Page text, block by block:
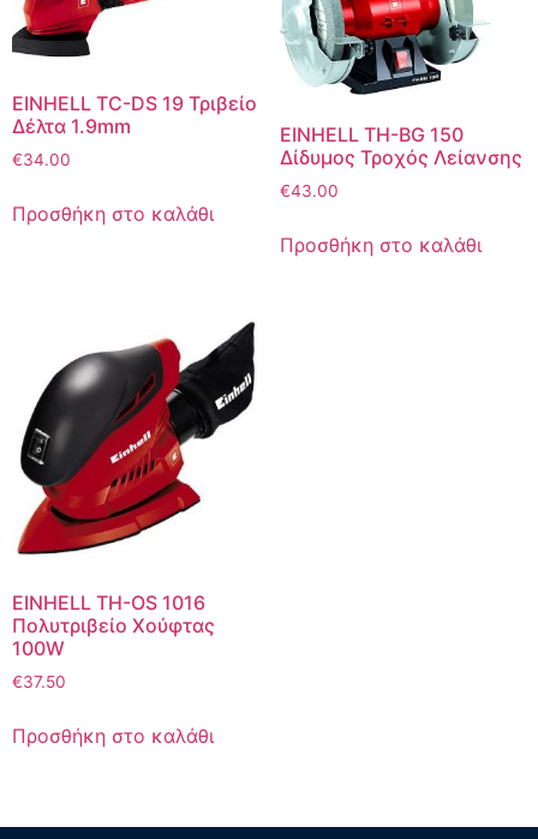
EINHELL TC-DS 19 Τριβείο
Δέλτα 1.9mm
€34.00
Προσθήκη στο καλάθι
EINHELL TH-BG 150
Δίδυμος Τροχός Λείανσης
€43.00
Προσθήκη στο καλάθι
EINHELL TH-OS 1016
Πολυτριβείο Χούφτας
100W
€37.50
Προσθήκη στο καλάθι